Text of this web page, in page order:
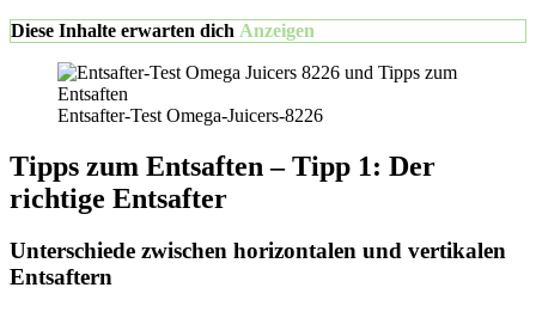
Diese Inhalte erwarten dich Anzeigen
Entsafter-Test Omega-Juicers-8226
Tipps zum Entsaften – Tipp 1: Der
richtige Entsafter
Unterschiede zwischen horizontalen und vertikalen
Entsaftern